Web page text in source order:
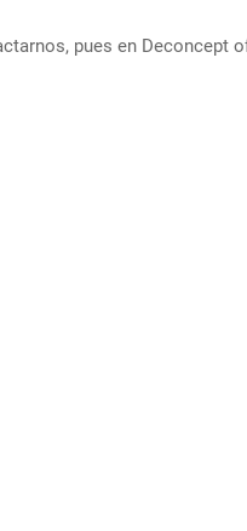
pues en Deconcept